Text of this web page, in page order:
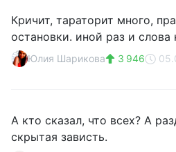
Кричит, тараторит много,
остановки. иной раз и слова
Юлия Шарикова 3 946
А кто сказал, что всех? А
скрытая зависть.